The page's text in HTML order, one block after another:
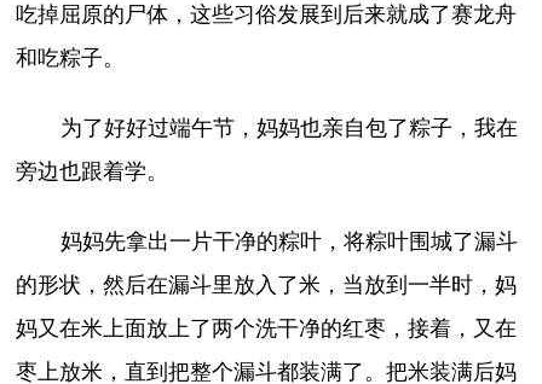
吃掉屈原的尸体，这些习俗发展到后来就成了赛龙舟
和吃粽子。
为了好好过端午节，妈妈也亲自包了粽子，我在
旁边也跟着学。
妈妈先拿出一片干净的粽叶，将粽叶围城了漏斗
的形状，然后在漏斗里放入了米，当放到一半时，妈
妈又在米上面放上了两个洗干净的红枣，接着，又在
枣上放米，直到把整个漏斗都装满了。把米装满后妈